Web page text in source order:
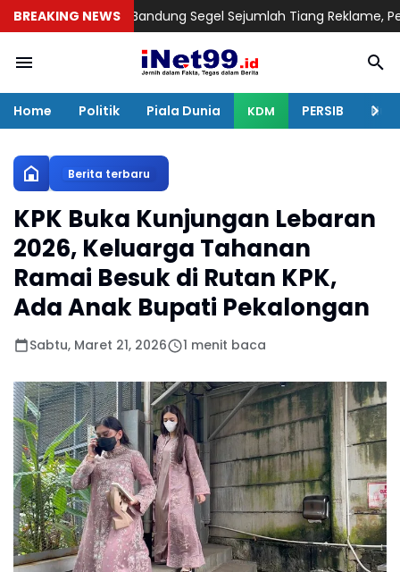
BREAKING NEWS
Kota Bandung Segel Sejumlah Tiang Reklame, Pemilik Diberi
Home Politik Piala Dunia KDM PERSIB
Berita terbaru
KPK Buka Kunjungan Lebaran
2026, Keluarga Tahanan
Ramai Besuk di Rutan KPK,
Ada Anak Bupati Pekalongan
Sabtu, Maret 21, 2026 1 menit baca